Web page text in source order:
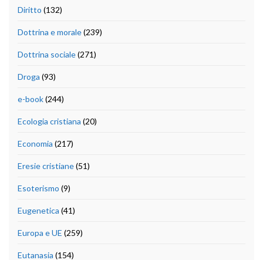
Diritto (132)
Dottrina e morale(239)
Dottrina sociale(271)
Droga (93)
e-book(244)
Ecologia cristiana (20)
Economia (217)
Eresie cristiane(51)
Esoterismo (9)
Eugenetica (41)
Europa e UE (259)
Eutanasia (154)